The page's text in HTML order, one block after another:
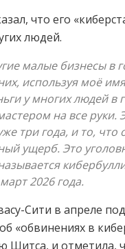
что его
людей.
малые бизнесы в
используя моё
у многих людей в
на все руки.
три года, и то, что
ущерб. Это
2026 года.
Сити в апреле
«обвинениях в
Шитса, и отметила,